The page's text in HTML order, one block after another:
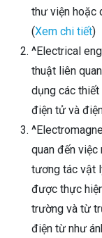
thư viện hoặc
(Xem chi tiết)
^Electrical
thuật liên
dụng các
điện tử và
^
quan đến
tương tác vật
được thực
trường và từ
điện từ như